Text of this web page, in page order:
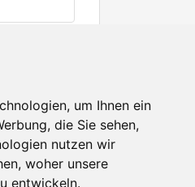
um Ihnen ein
die Sie sehen,
nutzen wir
woher unsere
entwickeln.